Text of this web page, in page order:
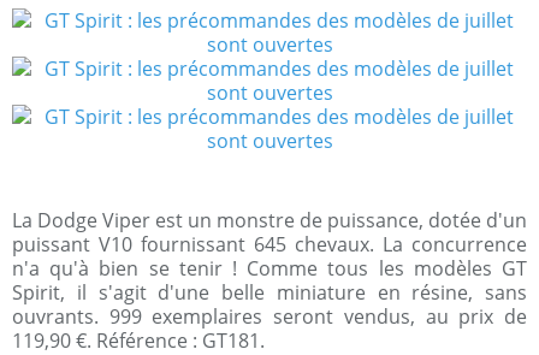
La Dodge Viper est un monstre de puissance, dotée d'un
puissant V10 fournissant 645 chevaux. La concurrence
n'a qu'à bien se tenir ! Comme tous les modèles GT
Spirit, il s'agit d'une belle miniature en résine, sans
ouvrants. 999 exemplaires seront vendus, au prix de
119,90 €. Référence : GT181.